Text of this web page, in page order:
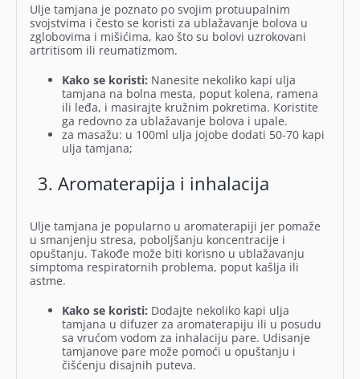
Ulje tamjana je poznato po svojim protuupalnim
svojstvima i često se koristi za ublažavanje bolova u
zglobovima i mišićima, kao što su bolovi uzrokovani
artritisom ili reumatizmom.
Kako se koristi: Nanesite nekoliko kapi ulja
tamjana na bolna mesta, poput kolena, ramena
ili leđa, i masirajte kružnim pokretima. Koristite
ga redovno za ublažavanje bolova i upale.
za masažu: u 100ml ulja jojobe dodati 50-70 kapi
ulja tamjana;
3. Aromaterapija i inhalacija
Ulje tamjana je popularno u aromaterapiji jer pomaže
u smanjenju stresa, poboljšanju koncentracije i
opuštanju. Takođe može biti korisno u ublažavanju
simptoma respiratornih problema, poput kašlja ili
astme.
Kako se koristi: Dodajte nekoliko kapi ulja
tamjana u difuzer za aromaterapiju ili u posudu
sa vrućom vodom za inhalaciju pare. Udisanje
tamjanove pare može pomoći u opuštanju i
čišćenju disajnih puteva.